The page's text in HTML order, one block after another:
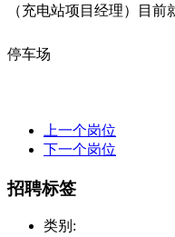
（充电站项目经理）目
停车场
上一个岗位
下一个岗位
招聘标签
类别: